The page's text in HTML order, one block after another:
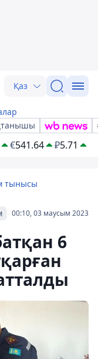
Қаз
€541.64 ₽5.71
тынысы
00:10, 03 маусым 2023
6